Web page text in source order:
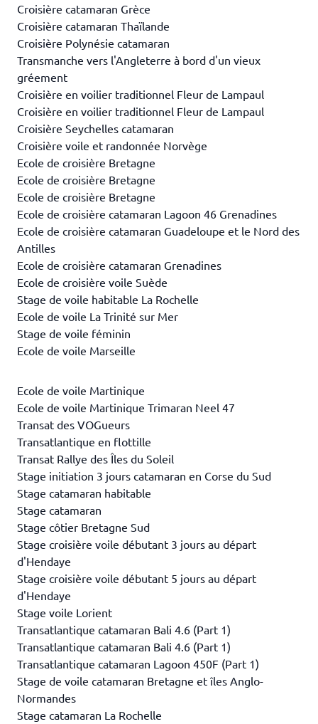
Croisière catamaran Grèce
Croisière catamaran Thaïlande
Croisière Polynésie catamaran
Transmanche vers l'Angleterre à bord d'un vieux
gréement
Croisière en voilier traditionnel Fleur de Lampaul
Croisière en voilier traditionnel Fleur de Lampaul
Croisière Seychelles catamaran
Croisière voile et randonnée Norvège
Ecole de croisière Bretagne
Ecole de croisière Bretagne
Ecole de croisière Bretagne
Ecole de croisière catamaran Lagoon 46 Grenadines
Ecole de croisière catamaran Guadeloupe et le Nord des
Antilles
Ecole de croisière catamaran Grenadines
Ecole de croisière voile Suède
Stage de voile habitable La Rochelle
Ecole de voile La Trinité sur Mer
Stage de voile féminin
Ecole de voile Marseille
Ecole de voile Martinique
Ecole de voile Martinique Trimaran Neel 47
Transat des VOGueurs
Transatlantique en flottille
Transat Rallye des Îles du Soleil
Stage initiation 3 jours catamaran en Corse du Sud
Stage catamaran habitable
Stage catamaran
Stage côtier Bretagne Sud
Stage croisière voile débutant 3 jours au départ
d'Hendaye
Stage croisière voile débutant 5 jours au départ
d'Hendaye
Stage voile Lorient
Transatlantique catamaran Bali 4.6 (Part 1)
Transatlantique catamaran Bali 4.6 (Part 1)
Transatlantique catamaran Lagoon 450F (Part 1)
Stage de voile catamaran Bretagne et îles Anglo-
Normandes
Stage catamaran La Rochelle